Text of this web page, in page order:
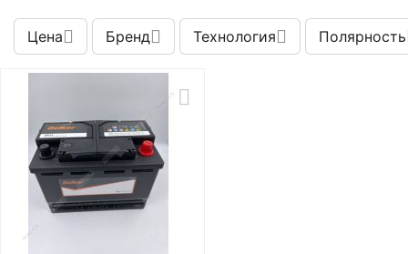
Цена Бренд Технология Полярность